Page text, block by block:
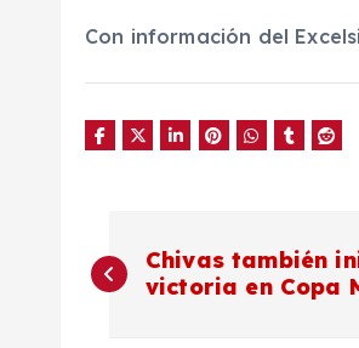
Con información del
N
a
Chivas también
victoria en Copa